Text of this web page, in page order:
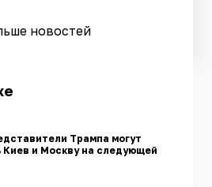
новостей
Трампа могут
Киев и Москву на следующей